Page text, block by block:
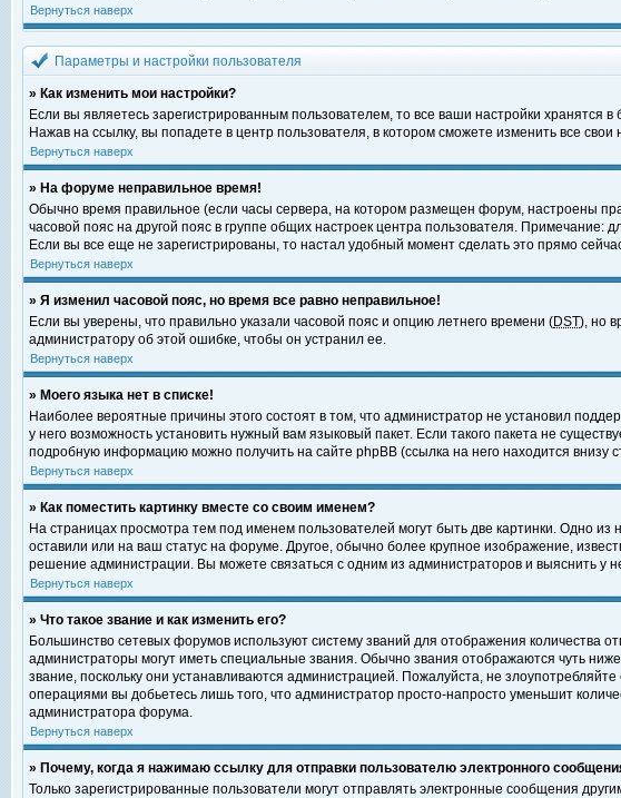
Вернуться наверх
Параметры и настройки пользователя
» Как изменить мои настройки?
Если вы являетесь зарегистрированным пользователем, то все ваши настройки
Нажав на ссылку, вы попадете в центр пользователя, в котором сможете изменить все свои
Вернуться наверх
» На форуме неправильное время!
Обычно время правильное (если часы сервера, на котором размещен форум, настроены
часовой пояс на другой пояс в группе общих настроек центра пользователя. Примечание:
Если вы все еще не зарегистрированы, то настал удобный момент сделать это прямо
Вернуться наверх
» Я изменил часовой пояс, но время все равно неправильное!
Если вы уверены, что правильно указали часовой пояс и опцию летнего времени (DST), но
администратору об этой ошибке, чтобы он устранил ее.
Вернуться наверх
» Моего языка нет в списке!
Наиболее вероятные причины этого состоят в том, что администратор не установил
у него возможность установить нужный вам языковый пакет. Если такого пакета не
подробную информацию можно получить на сайте phpBB (ссылка на него находится внизу
Вернуться наверх
» Как поместить картинку вместе со своим именем?
На страницах просмотра тем под именем пользователей могут быть две картинки. Одно
оставили или на ваш статус на форуме. Другое, обычно более крупное изображение,
решение администрации. Вы можете связаться с одним из администраторов и выяснить у
Вернуться наверх
» Что такое звание и как изменить его?
Большинство сетевых форумов используют систему званий для отображения
администраторы могут иметь специальные звания. Обычно звания отображаются чуть
звание, поскольку они устанавливаются администрацией. Пожалуйста, не
операциями вы добьетесь лишь того, что администратор просто-напросто уменьшит
администратора форума.
Вернуться наверх
» Почему, когда я нажимаю ссылку для отправки пользователю электронного
Только зарегистрированные пользователи могут отправлять электронные сообщения